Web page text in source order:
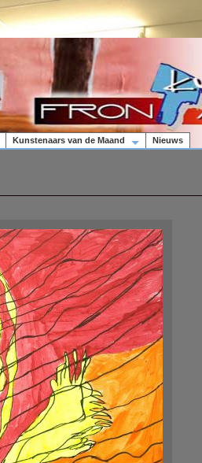
Kunstenaars van de Maand Nieuws